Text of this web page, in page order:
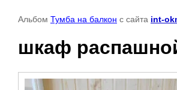
Альбом Тумба на балкон с сайта int-
шкаф